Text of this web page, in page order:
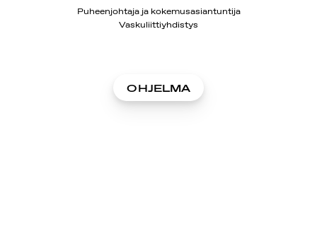
Puheenjohtaja ja kokemusasiantuntija
Vaskuliittiyhdistys
OHJELMA